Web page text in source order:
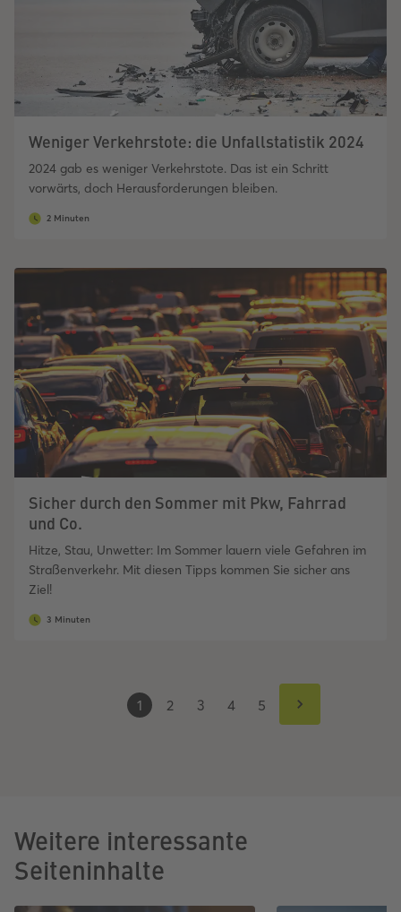
Weniger Verkehrstote: die Unfallstatistik 2024
2024 gab es weniger Verkehrstote. Das ist ein Schritt
vorwärts, doch Herausforderungen bleiben.
2 Minuten
Sicher durch den Sommer mit Pkw, Fahrrad
und Co.
Hitze, Stau, Unwetter: Im Sommer lauern viele Gefahren im
Straßenverkehr. Mit diesen Tipps kommen Sie sicher ans
Ziel!
3 Minuten
1 2 3 4 5
Weitere interessante
Seiteninhalte